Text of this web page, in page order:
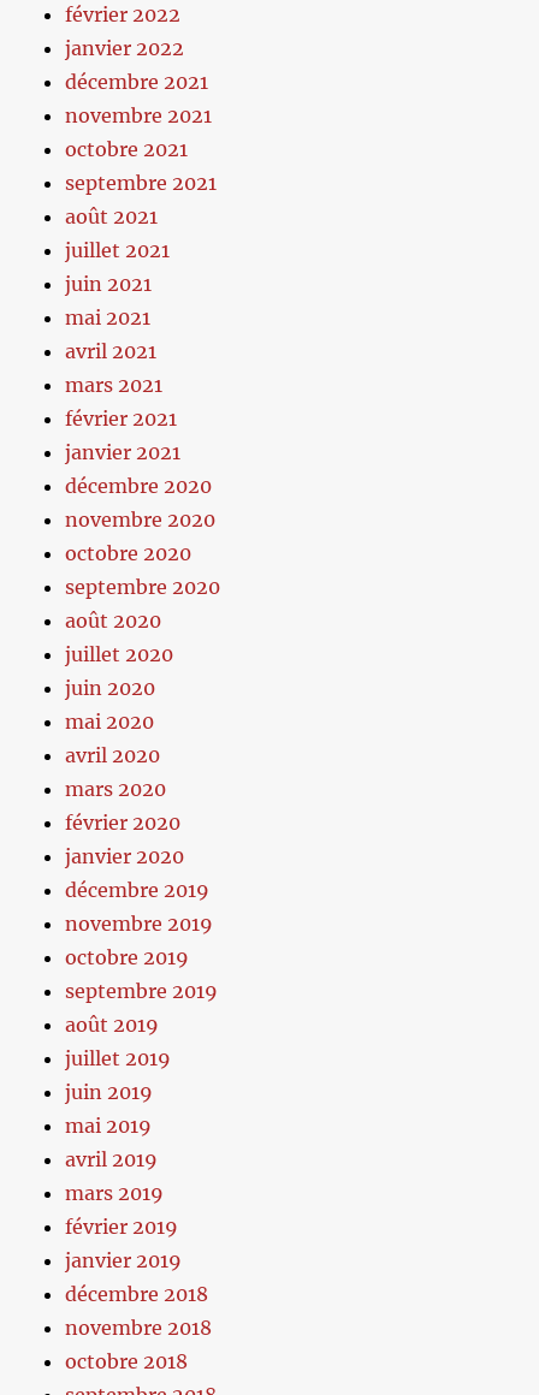
février 2022
janvier 2022
décembre 2021
novembre 2021
octobre 2021
septembre 2021
août 2021
juillet 2021
juin 2021
mai 2021
avril 2021
mars 2021
février 2021
janvier 2021
décembre 2020
novembre 2020
octobre 2020
septembre 2020
août 2020
juillet 2020
juin 2020
mai 2020
avril 2020
mars 2020
février 2020
janvier 2020
décembre 2019
novembre 2019
octobre 2019
septembre 2019
août 2019
juillet 2019
juin 2019
mai 2019
avril 2019
mars 2019
février 2019
janvier 2019
décembre 2018
novembre 2018
octobre 2018